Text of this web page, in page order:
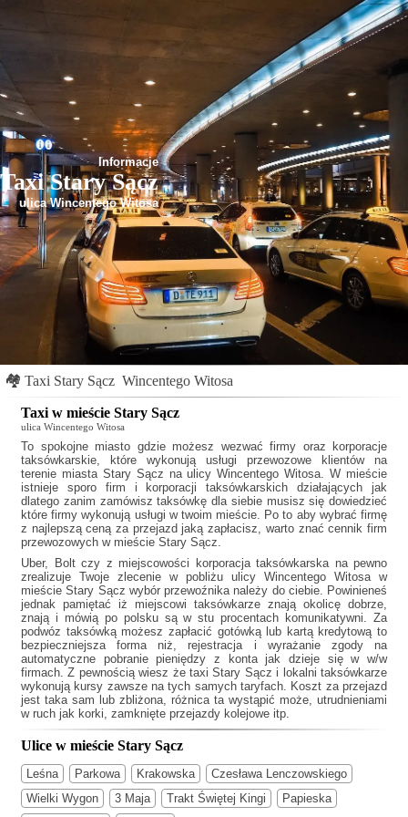
Informacje
Taxi Stary Sącz
ulica Wincentego Witosa
🏘 Taxi Stary Sącz Wincentego Witosa
Taxi w mieście Stary Sącz
ulica Wincentego Witosa
To spokojne miasto gdzie możesz wezwać firmy oraz korporacje
taksówkarskie, które wykonują usługi przewozowe klientów na
terenie miasta Stary Sącz na ulicy Wincentego Witosa. W mieście
istnieje sporo firm i korporacji taksówkarskich działających jak
dlatego zanim zamówisz taksówkę dla siebie musisz się dowiedzieć
które firmy wykonują usługi w twoim mieście. Po to aby wybrać firmę
z najlepszą ceną za przejazd jaką zapłacisz, warto znać cennik firm
przewozowych w mieście Stary Sącz.
Uber, Bolt czy z miejscowości korporacja taksówkarska na pewno
zrealizuje Twoje zlecenie w pobliżu ulicy Wincentego Witosa w
mieście Stary Sącz wybór przewoźnika należy do ciebie. Powinieneś
jednak pamiętać iż miejscowi taksówkarze znają okolicę dobrze,
znają i mówią po polsku są w stu procentach komunikatywni. Za
podwóz taksówką możesz zapłacić gotówką lub kartą kredytową to
bezpieczniejsza forma niż, rejestracja i wyrażanie zgody na
automatyczne pobranie pieniędzy z konta jak dzieje się w w/w
firmach. Z pewnością wiesz że taxi Stary Sącz i lokalni taksówkarze
wykonują kursy zawsze na tych samych taryfach. Koszt za przejazd
jest taka sam lub zbliżona, różnica ta wystąpić może, utrudnieniami
w ruch jak korki, zamknięte przejazdy kolejowe itp.
Ulice w mieście Stary Sącz
Leśna Parkowa Krakowska
Czesława Lenczowskiego
Wielki Wygon
3 Maja Trakt Świętej Kingi
Papieska